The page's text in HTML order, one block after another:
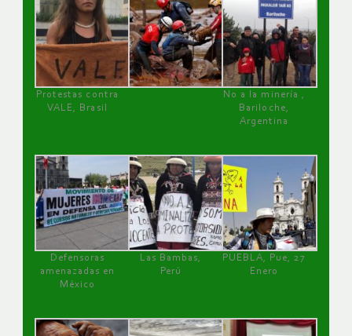
Protestas contra
VALE, Brasil
No a la minería ,
Bariloche,
Argentina
Defensoras
amenazadas en
México
Las Bambas,
Perú
PUEBLA, Pue, 27
Enero